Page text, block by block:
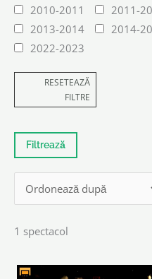
2010-2011
2011-
2013-2014
2014-
2022-2023
RESETEAZĂ
FILTRE
1 spectacol